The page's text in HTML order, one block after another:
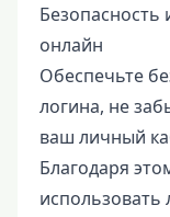
онлайн
Обеспечьте
логина, не
ваш личный
Благодаря